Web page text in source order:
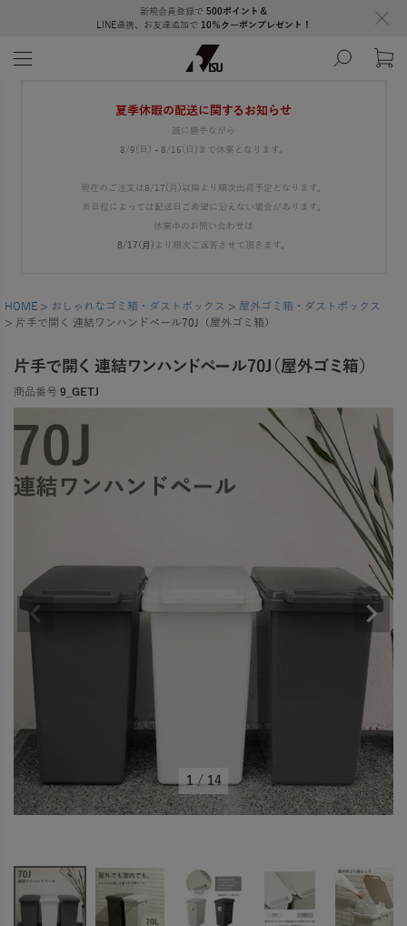
新規会員登録で 500ポイント＆
LINE連携、お友達追加で 10％クーポンプレゼント！
夏季休暇の配送に関するお知らせ
誠に勝手ながら
8/9(日) - 8/16(日)まで休業となります。
現在のご注文は8/17(月)以降より順次出荷予定となります。
※日程によっては配送日ご希望に沿えない場合があります。
休業中のお問い合わせは
8/17(月) より順次ご返答させて頂きます。
HOME おしゃれなゴミ箱・ダストボックス
屋外ゴミ箱・ダストボックス
片手で開く 連結ワンハンドペール70J（屋外ゴミ箱）
片手で開く 連結ワンハンドペール70J（屋外ゴミ箱）
商品番号 9_GETJ
1/14